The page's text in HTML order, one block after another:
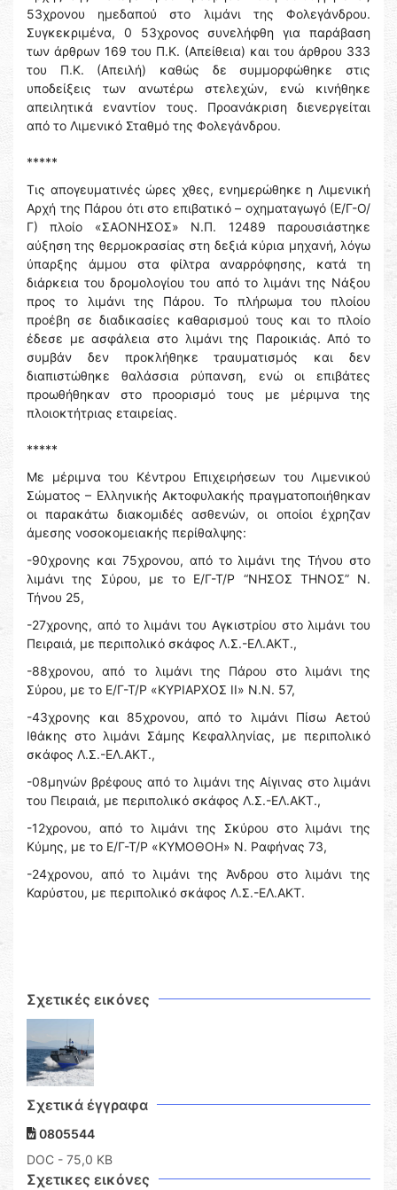
53χρονου ημεδαπού στο λιμάνι της Φολεγάνδρου.
Συγκεκριμένα, 0 53χρονος συνελήφθη για παράβαση
των άρθρων 169 του Π.Κ. (Απείθεια) και του άρθρου 333
του Π.Κ. (Απειλή) καθώς δε συμμορφώθηκε στις
υποδείξεις των ανωτέρω στελεχών, ενώ κινήθηκε
απειλητικά εναντίον τους. Προανάκριση διενεργείται
από το Λιμενικό Σταθμό της Φολεγάνδρου.
*****
Τις απογευματινές ώρες χθες, ενημερώθηκε η Λιμενική
Αρχή της Πάρου ότι στο επιβατικό – οχηματαγωγό (Ε/Γ-Ο/
Γ) πλοίο «ΣΑΟΝΗΣΟΣ» Ν.Π. 12489 παρουσιάστηκε
αύξηση της θερμοκρασίας στη δεξιά κύρια μηχανή, λόγω
ύπαρξης άμμου στα φίλτρα αναρρόφησης, κατά τη
διάρκεια του δρομολογίου του από το λιμάνι της Νάξου
προς το λιμάνι της Πάρου. Το πλήρωμα του πλοίου
προέβη σε διαδικασίες καθαρισμού τους και το πλοίο
έδεσε με ασφάλεια στο λιμάνι της Παροικιάς. Από το
συμβάν δεν προκλήθηκε τραυματισμός και δεν
διαπιστώθηκε θαλάσσια ρύπανση, ενώ οι επιβάτες
προωθήθηκαν στο προορισμό τους με μέριμνα της
πλοιοκτήτριας εταιρείας.
*****
Με μέριμνα του Κέντρου Επιχειρήσεων του Λιμενικού
Σώματος – Ελληνικής Ακτοφυλακής πραγματοποιήθηκαν
οι παρακάτω διακομιδές ασθενών, οι οποίοι έχρηζαν
άμεσης νοσοκομειακής περίθαλψης:
-90χρονης και 75χρονου, από το λιμάνι της Τήνου στο
λιμάνι της Σύρου, με το Ε/Γ-Τ/Ρ “ΝΗΣΟΣ ΤΗΝΟΣ” Ν.
Τήνου 25,
-27χρονης, από το λιμάνι του Αγκιστρίου στο λιμάνι του
Πειραιά, με περιπολικό σκάφος Λ.Σ.-ΕΛ.ΑΚΤ.,
-88χρονου, από το λιμάνι της Πάρου στο λιμάνι της
Σύρου, με το Ε/Γ-Τ/Ρ «ΚΥΡΙΑΡΧΟΣ ΙΙ» Ν.Ν. 57,
-43χρονης και 85χρονου, από το λιμάνι Πίσω Αετού
Ιθάκης στο λιμάνι Σάμης Κεφαλληνίας, με περιπολικό
σκάφος Λ.Σ.-ΕΛ.ΑΚΤ.,
-08μηνών βρέφους από το λιμάνι της Αίγινας στο λιμάνι
του Πειραιά, με περιπολικό σκάφος Λ.Σ.-ΕΛ.ΑΚΤ.,
-12χρονου, από το λιμάνι της Σκύρου στο λιμάνι της
Κύμης, με το Ε/Γ-Τ/Ρ «ΚΥΜΟΘΟΗ» Ν. Ραφήνας 73,
-24χρονου, από το λιμάνι της Άνδρου στο λιμάνι της
Καρύστου, με περιπολικό σκάφος Λ.Σ.-ΕΛ.ΑΚΤ.
Σχετικές εικόνες
Σχετικά έγγραφα
0805544
DOC - 75,0 KB
Σχετικες εικόνες